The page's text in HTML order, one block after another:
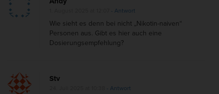
o
t
i
n
- Antwort
Wie sieht es denn bei nicht „Nikotin-naiven“
Personen aus. Gibt es hier auch eine
Dosierungsempfehlung?
Stv
- Antwort